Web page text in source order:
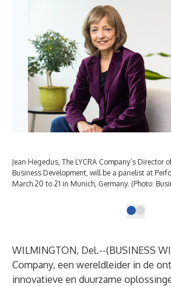
Jean Hegedus, The LYCRA Company’s Director
Business Development, will be a panelist at
March 20 to 21 in Munich, Germany. (Photo:
WILMINGTON, Del.--(BUSINESS
Company, een wereldleider in de
innovatieve en duurzame